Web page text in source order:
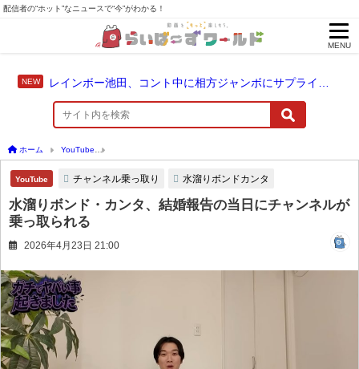
配信者の“ホット”なニュースで“今”がわかる！
MENU
ホーム YouTube
YouTube チャンネル乗っ取り 水溜りボンドカンタ
水溜りボンド・カンタ、結婚報告の当日にチャンネルが
乗っ取られる
2026年4月23日 21:00